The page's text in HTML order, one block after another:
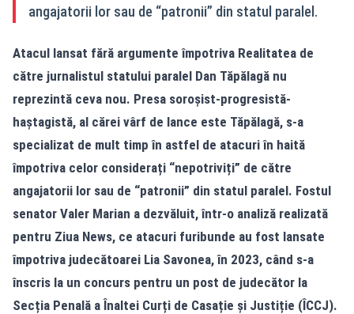
angajatorii lor sau de “patronii” din statul paralel.
Atacul lansat fără argumente împotriva Realitatea de
către jurnalistul statului paralel Dan Tăpălagă nu
reprezintă ceva nou. Presa soroșist-progresistă-
haștagistă, al cărei vârf de lance este Tăpălagă, s-a
specializat de mult timp în astfel de atacuri în haită
împotriva celor considerați “nepotriviți” de către
angajatorii lor sau de “patronii” din statul paralel. Fostul
senator Valer Marian a dezvăluit, într-o analiză realizată
pentru Ziua News, ce atacuri furibunde au fost lansate
împotriva judecătoarei Lia Savonea, în 2023, când s-a
înscris la un concurs pentru un post de judecător la
Secția Penală a Înaltei Curți de Casație și Justiție (ÎCCJ).